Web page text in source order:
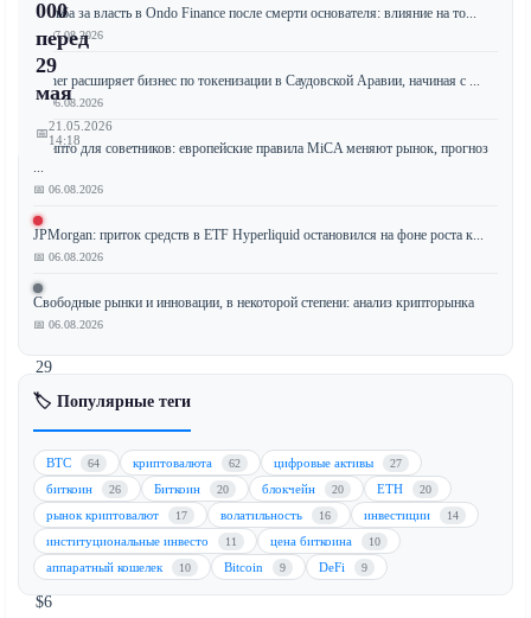
000
перед
29
мая
📅21.05.2026
14:18
По
мере
приближения
29
мая
крупного
пакета
опционов
на
биткоин
объемом
$6
Борьба за власть в Ondo Finance после смерти основателя: влияние на то...
📅 07.08.2026
Tether расширяет бизнес по токенизации в Саудовской Аравии, начиная с ...
📅 06.08.2026
Крипто для советников: европейские правила MiCA меняют рынок, прогноз
...
📅 06.08.2026
JPMorgan: приток средств в ETF Hyperliquid остановился на фоне роста к...
📅 06.08.2026
Свободные рынки и инновации, в некоторой степени: анализ крипторынка
📅 06.08.2026
🏷️ Популярные теги
BTC 64 криптовалюта 62 цифровые активы 27
биткоин 26 Биткоин 20 блокчейн 20 ETH 20
рынок криптовалют 17 волатильность 16 инвестиции 14
институциональные инвесто 11 цена биткоина 10
аппаратный кошелек 10 Bitcoin 9 DeFi 9